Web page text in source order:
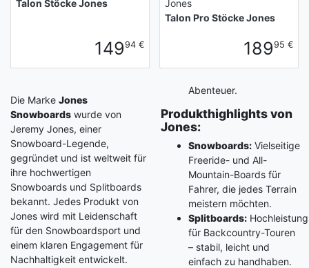
Talon Stöcke Jones
14994 €
Jones
Talon Pro Stöcke Jones
18995 €
Die Marke Jones
Snowboards wurde von
Jeremy Jones, einer
Snowboard-Legende,
gegründet und ist weltweit für
ihre hochwertigen
Snowboards und Splitboards
bekannt. Jedes Produkt von
Jones wird mit Leidenschaft
für den Snowboardsport und
einem klaren Engagement für
Nachhaltigkeit entwickelt.
Abenteuer.
Produkthighlights von
Jones:
Snowboards:Vielseitige
Freeride- und All-
Mountain-Boards für
Fahrer, die jedes Terrain
meistern möchten.
Splitboards:
für Backcountry-Touren
– stabil, leicht und
einfach zu handhaben.